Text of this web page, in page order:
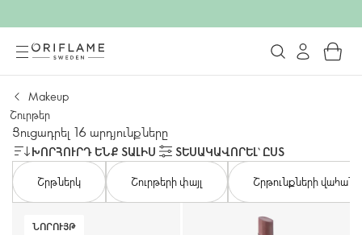
Makeup
Շուրթեր
Ցուցադրել 16 արդյունքները
ԽՈՐՀՈՒՐԴ ԵՆՔ ՏԱԼԻՍ
ՏԵՍԱԿԱՎՈՐԵԼ՝ ԸՍՏ
Շրթներկ
Շուրթերի փայլ Շրթունքների
ՆՈՐՈՒՅԹ